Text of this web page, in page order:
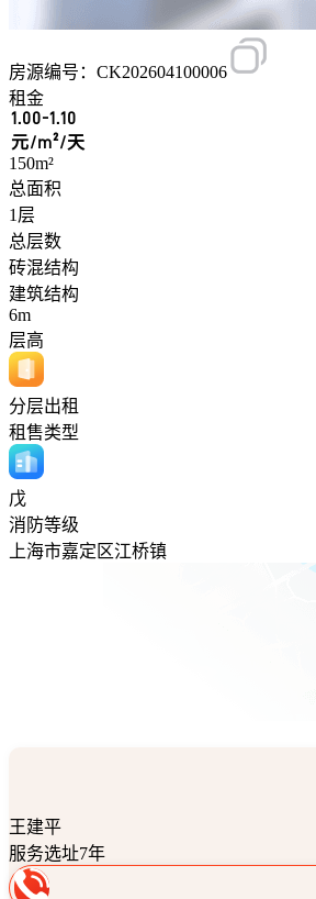
房源编号：CK202604100006
租金
1.00-1.10
元/m²/天
150m²
总面积
1层
总层数
砖混结构
建筑结构
6m
层高
分层出租
租售类型
戊
消防等级
上海市嘉定区江桥镇
王建平
服务选址7年